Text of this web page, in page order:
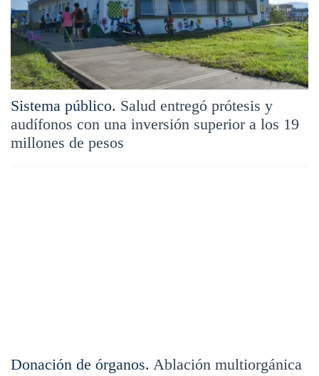
Sistema público. Salud entregó prótesis y
audífonos con una inversión superior a los 19
millones de pesos
Donación de órganos. Ablación multiorgánica